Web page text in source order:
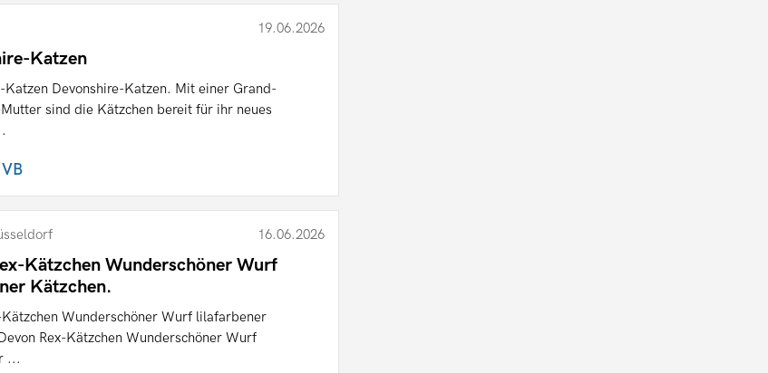
19.06.2026
Katzen
Katzen Devonshire-Katzen. Mit einer Grand-
sind die Kätzchen bereit für ihr neues
VB
16.06.2026
Kätzchen Wunderschöner Wurf
Kätzchen.
Kätzchen Wunderschöner Wurf lilafarbener
Rex-Kätzchen Wunderschöner Wurf
...